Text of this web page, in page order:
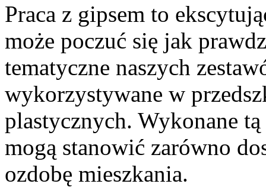
Praca z gipsem to
może poczuć się jak
tematyczne naszych
wykorzystywane w
plastycznych. Wykonane
mogą stanowić zarówno
ozdobę mieszkania.